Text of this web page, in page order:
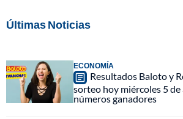
Últimas Noticias
ECONOMÍA
Resultados Baloto y
sorteo hoy miércoles 5
números ganadores